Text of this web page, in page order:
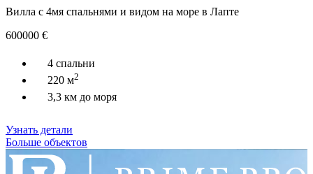
Вилла с 4мя спальнями и видом на море в Лапте
600000 €
4 спальни
220 м2
3,3 км до моря
Узнать детали
Больше объектов